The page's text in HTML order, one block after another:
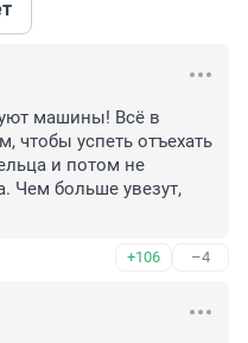
машины! Всё в
чтобы успеть отъехать
и потом не
Чем больше увезут,
+106 –4